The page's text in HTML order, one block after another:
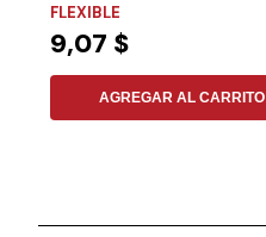
FLEXIBLE
9,07 $
AGREGAR AL CARRITO